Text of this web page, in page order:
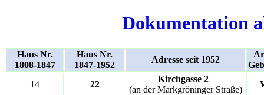
Dokumentation
Haus Nr.
1808-1847
Haus Nr.
1847-1952
Adresse seit 1952
14
22
Kirchgasse 2
(an der Markgröninger Straße)